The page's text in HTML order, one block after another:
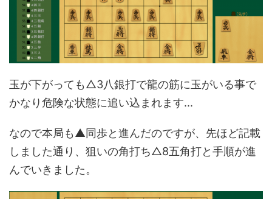
玉が下がっても△3八銀打で龍の筋に玉がいる事で
かなり危険な状態に追い込まれます...
なので本局も▲同歩と進んだのですが、先ほど記載
しました通り、狙いの角打ち△8五角打と手順が進
んでいきました。